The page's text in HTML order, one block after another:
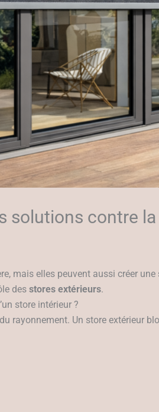
solutions contre
mais elles peuvent aussi créer
des stores extérieurs.
store intérieur ?
rayonnement. Un store extérieur